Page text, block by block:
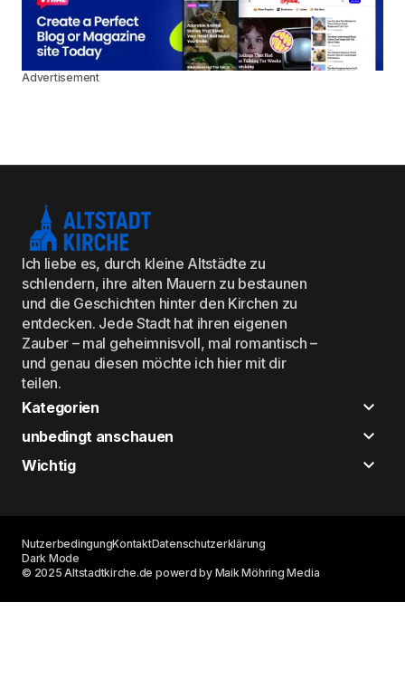
Advertisement
Ich liebe es, durch kleine Altstädte zu
schlendern, ihre alten Mauern zu bestaunen
und die Geschichten hinter den Kirchen zu
entdecken. Jede Stadt hat ihren eigenen
Zauber – mal geheimnisvoll, mal romantisch –
und genau diesen möchte ich hier mit dir
teilen.
Kategorien
unbedingt anschauen
Wichtig
© 2025 Altstadtkirche.de powerd by Maik Möhring Media
NutzerbedingungKontaktDatenschutzerklärung
Dark Mode